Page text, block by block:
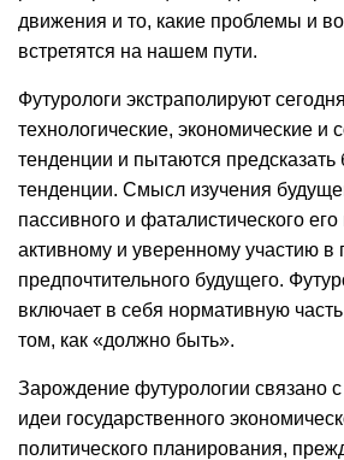
движения и то, какие проблемы и
встретятся на нашем пути.
Футурологи экстраполируют
технологические, экономические и
тенденции и пытаются предсказать
тенденции. Смысл изучения
пассивного и фаталистического
активному и уверенному участию в
предпочтительного будущего.
включает в себя нормативную
том, как «должно быть».
Зарождение футурологии связано
идеи государственного
политического планирования,